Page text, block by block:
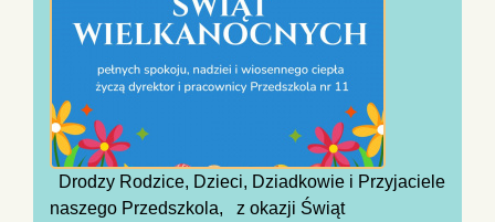
Drodzy Rodzice, Dzieci, Dziadkowie i Przyjaciele
naszego Przedszkola, z okazji Świąt